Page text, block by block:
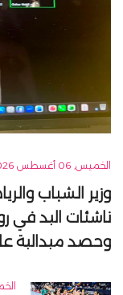
الخميس, 06 أغسطس 2026 - 09:41 م
وزير الشباب
ناشئات اليد في
وحصد ميدالية
الخميس,